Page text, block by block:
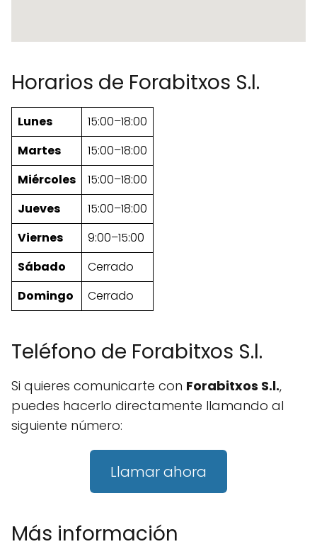
Horarios de Forabitxos S.l.
Lunes
15:00–18:00
Martes
15:00–18:00
Miércoles
15:00–18:00
Jueves
15:00–18:00
Viernes
9:00–15:00
Sábado
Cerrado
Domingo
Cerrado
Teléfono de Forabitxos S.l.
Si quieres comunicarte con Forabitxos S.l.,
puedes hacerlo directamente llamando al
siguiente número:
Llamar ahora
Más información